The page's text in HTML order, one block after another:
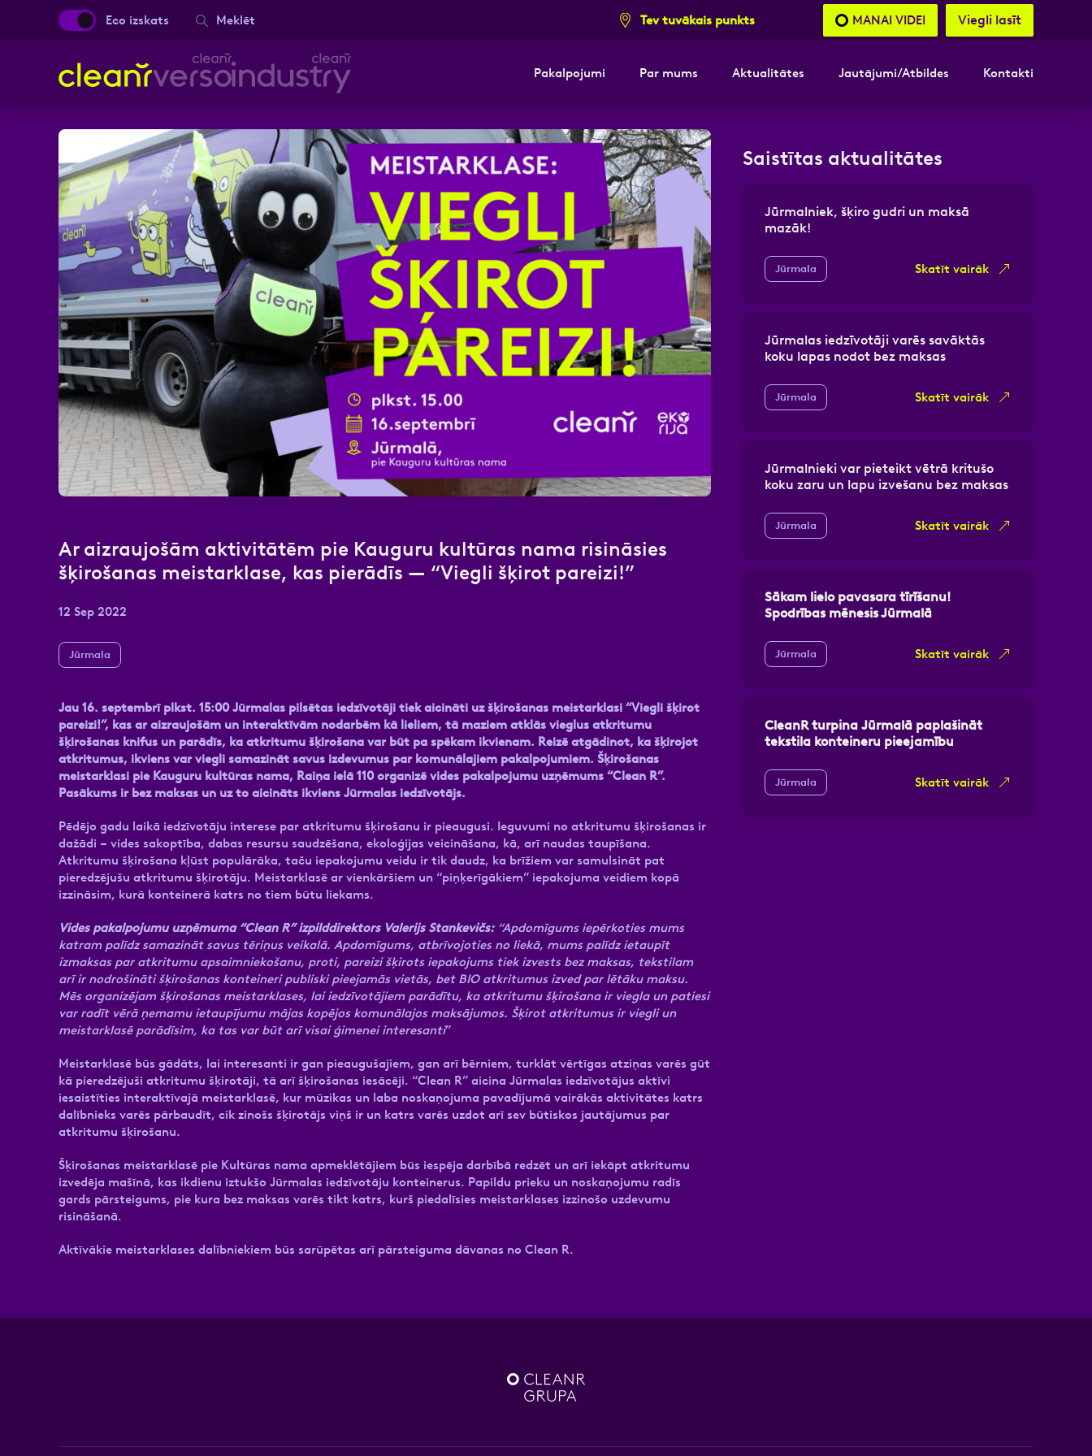
Eco izskats Meklēt Tev tuvākais punkts MANAI VIDEI Viegli lasīt
Pakalpojumi Par mums Aktualitātes Jautājumi/Atbildes Kontakti
Ar aizraujošām aktivitātēm pie Kauguru kultūras nama risināsies
šķirošanas meistarklase, kas pierādīs — “Viegli šķirot pareizi!”
12 Sep 2022
Jūrmala
Jau 16. septembrī plkst. 15:00 Jūrmalas pilsētas iedzīvotāji tiek aicināti uz šķirošanas meistarklasi “Viegli šķirot
pareizi!”, kas ar aizraujošām un interaktīvām nodarbēm kā lieliem, tā maziem atklās vieglus atkritumu
šķirošanas knifus un parādīs, ka atkritumu šķirošana var būt pa spēkam ikvienam. Reizē atgādinot, ka šķirojot
atkritumus, ikviens var viegli samazināt savus izdevumus par komunālajiem pakalpojumiem. Šķirošanas
meistarklasi pie Kauguru kultūras nama, Raiņa ielā 110 organizē vides pakalpojumu uzņēmums “Clean R”.
Pasākums ir bez maksas un uz to aicināts ikviens Jūrmalas iedzīvotājs.
Pēdējo gadu laikā iedzīvotāju interese par atkritumu šķirošanu ir pieaugusi. Ieguvumi no atkritumu šķirošanas ir
dažādi – vides sakoptība, dabas resursu saudzēšana, ekoloģijas veicināšana, kā, arī naudas taupīšana.
Atkritumu šķirošana kļūst populārāka, taču iepakojumu veidu ir tik daudz, ka brīžiem var samulsināt pat
pieredzējušu atkritumu šķirotāju. Meistarklasē ar vienkāršiem un “piņķerīgākiem” iepakojuma veidiem kopā
izzināsim, kurā konteinerā katrs no tiem būtu liekams.
Vides pakalpojumu uzņēmuma “Clean R” izpilddirektors Valerijs Stankevičs: “Apdomīgums iepērkoties mums
katram palīdz samazināt savus tēriņus veikalā. Apdomīgums, atbrīvojoties no liekā, mums palīdz ietaupīt
izmaksas par atkritumu apsaimniekošanu, proti, pareizi šķirots iepakojums tiek izvests bez maksas, tekstilam
arī ir nodrošināti šķirošanas konteineri publiski pieejamās vietās, bet BIO atkritumus izved par lētāku maksu.
Mēs organizējam šķirošanas meistarklases, lai iedzīvotājiem parādītu, ka atkritumu šķirošana ir viegla un patiesi
var radīt vērā ņemamu ietaupījumu mājas kopējos komunālajos maksājumos. Šķirot atkritumus ir viegli un
meistarklasē parādīsim, ka tas var būt arī visai ģimenei interesanti”
Meistarklasē būs gādāts, lai interesanti ir gan pieaugušajiem, gan arī bērniem, turklāt vērtīgas atziņas varēs gūt
kā pieredzējuši atkritumu šķirotāji, tā arī šķirošanas iesācēji. “Clean R” aicina Jūrmalas iedzīvotājus aktīvi
iesaistīties interaktīvajā meistarklasē, kur mūzikas un laba noskaņojuma pavadījumā vairākās aktivitātes katrs
dalībnieks varēs pārbaudīt, cik zinošs šķirotājs viņš ir un katrs varēs uzdot arī sev būtiskos jautājumus par
atkritumu šķirošanu.
Šķirošanas meistarklasē pie Kultūras nama apmeklētājiem būs iespēja darbībā redzēt un arī iekāpt atkritumu
izvedēja mašīnā, kas ikdienu iztukšo Jūrmalas iedzīvotāju konteinerus. Papildu prieku un noskaņojumu radīs
gards pārsteigums, pie kura bez maksas varēs tikt katrs, kurš piedalīsies meistarklases izzinošo uzdevumu
risināšanā.
Aktīvākie meistarklases dalībniekiem būs sarūpētas arī pārsteiguma dāvanas no Clean R.
Saistītas aktualitātes
Jūrmalniek, šķiro gudri un maksā
mazāk!
Jūrmala Skatīt vairāk
Jūrmalas iedzīvotāji varēs savāktās
koku lapas nodot bez maksas
Jūrmala Skatīt vairāk
Jūrmalnieki var pieteikt vētrā kritušo
koku zaru un lapu izvešanu bez maksas
Jūrmala Skatīt vairāk
Sākam lielo pavasara tīrīšanu!
Spodrības mēnesis Jūrmalā
Jūrmala Skatīt vairāk
CleanR turpina Jūrmalā paplašināt
tekstila konteineru pieejamību
Jūrmala Skatīt vairāk
Vārds, Uzvārds E-pasts Kontakttālrunis
Ziņa
Atzīmējiet, ka piekrītat personas datu apstrādei.